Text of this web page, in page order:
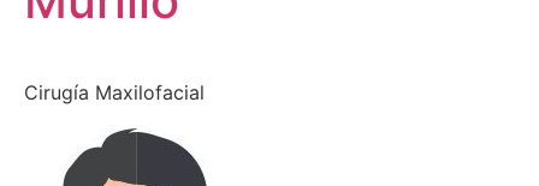
Cirugía Maxilofacial